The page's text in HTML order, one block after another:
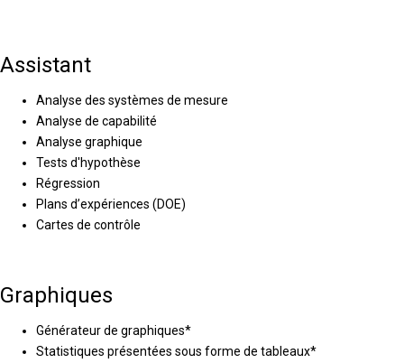
Assistant
Analyse des systèmes de mesure
Analyse de capabilité
Analyse graphique
Tests d'hypothèse
Régression
Plans d’expériences (DOE)
Cartes de contrôle
Graphiques
Générateur de graphiques*
Statistiques présentées sous forme de tableaux*